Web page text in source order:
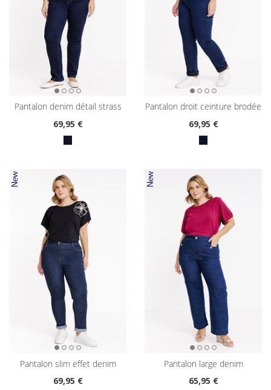
pantalon denim détail strass
69,95 €
pantalon droit ceinture brodée
69,95 €
pantalon slim effet denim
69,95 €
pantalon large denim
65,95 €